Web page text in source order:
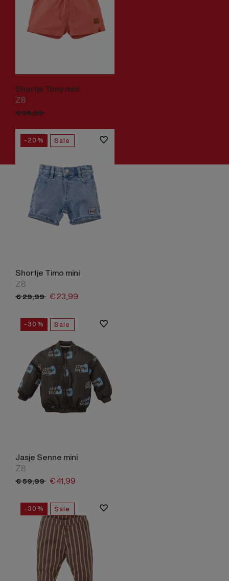
Shortje Tony mini
Z8
€24,99
-20% Sale
Shortje Timo mini
Z8
€29,99 €23,99
-30% Sale
Jasje Senne mini
Z8
€59,99 €41,99
-30% Sale